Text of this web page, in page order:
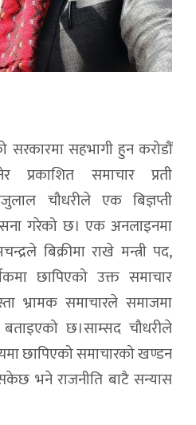
सरकारमा सहभागी हुन करोडौं
समाचार प्रती
चौधरीले एक बिज्ञप्ती
गरेको छ। एक अनलाइनमा
बिक्रीमा राखे मन्त्री पद,
छापिएको उक्त समाचार
भ्रामक समाचारले समाजमा
छ।साम्सद चौधरीले
छापिएको समाचारको खण्डन
सकेछ भने राजनीति बाटै सन्यास